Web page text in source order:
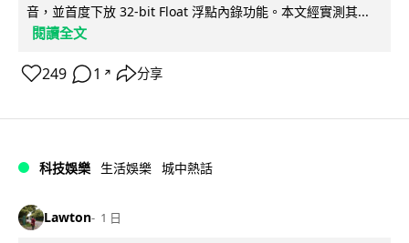
音，並首度下放 32-bit Float 浮點內錄功能。本文經實測其...
閱讀全文
249 1 ↗ 分享
科技娛樂 生活娛樂 城中熱話
Lawton 1 日